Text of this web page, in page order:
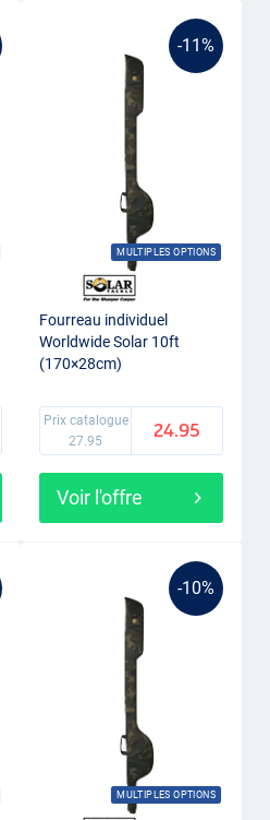
-11%
MULTIPLES OPTIONS
Fourreau individuel
Worldwide Solar 10ft
(170×28cm)
Prix catalogue
27.95
24.95
Voir l'offre
-10%
MULTIPLES OPTIONS